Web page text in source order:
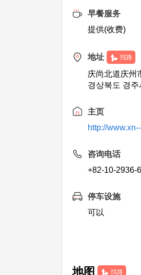
早餐服务
提供(收费)
地址 找路
庆尚北道庆州
경상북도 경
主页
http://
咨询电话
+82-10-2936-
停车设施
可以
地图 找路